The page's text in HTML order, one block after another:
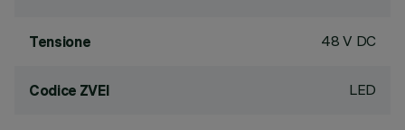
Tensione 48 V DC
Codice ZVEI LED